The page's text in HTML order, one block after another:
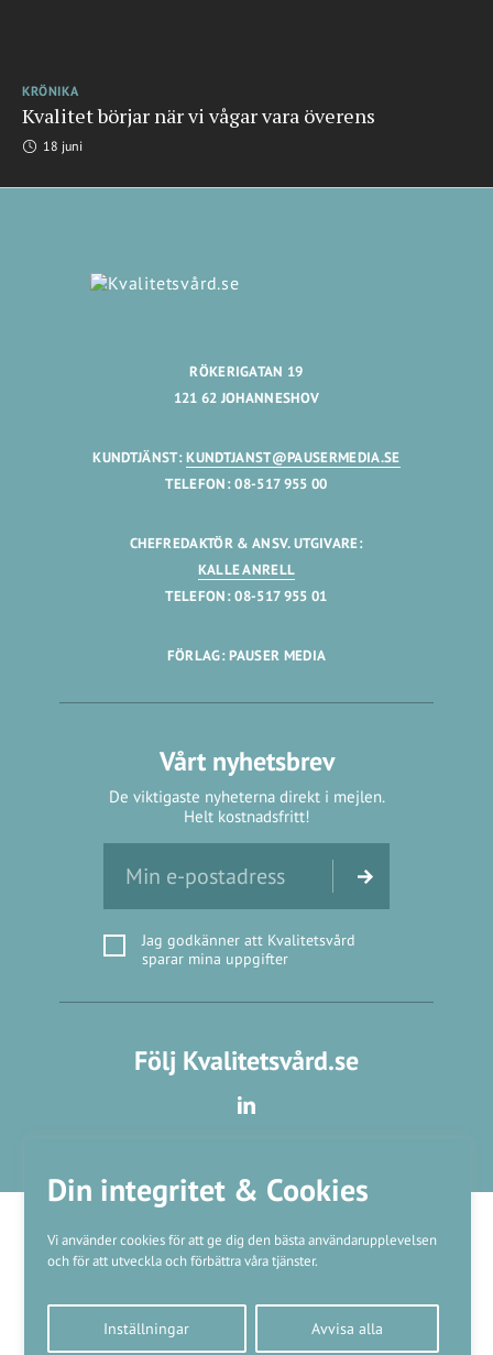
Din integritet & Cookies
Vi använder cookies för att ge dig den bästa användarupplevelsen
och för att utveckla och förbättra våra tjänster.
Inställningar Avvisa alla
KRÖNIKA
Kvalitet börjar när vi vågar vara överens
18 juni
RÖKERIGATAN 19
121 62 JOHANNESHOV
KUNDTJÄNST:KUNDTJANST@PAUSERMEDIA.SE
TELEFON: 08-517 955 00
CHEFREDAKTÖR & ANSV. UTGIVARE:
KALLE ANRELL
TELEFON: 08-517 955 01
FÖRLAG: PAUSER MEDIA
Vårt nyhetsbrev
De viktigaste nyheterna direkt i mejlen.
Helt kostnadsfritt!
Jag godkänner att Kvalitetsvård
sparar mina uppgifter
Följ Kvalitetsvård.se
Kundtjänst